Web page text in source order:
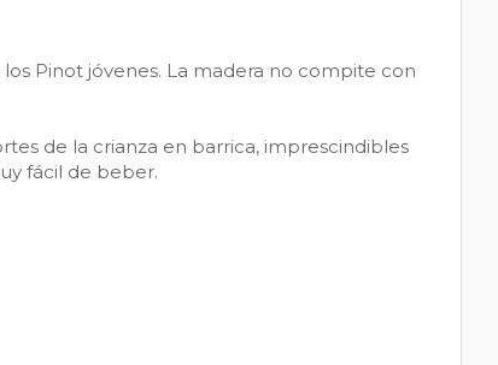
Pinot jóvenes. La madera no compite con
de la crianza en barrica, imprescindibles
fácil de beber.